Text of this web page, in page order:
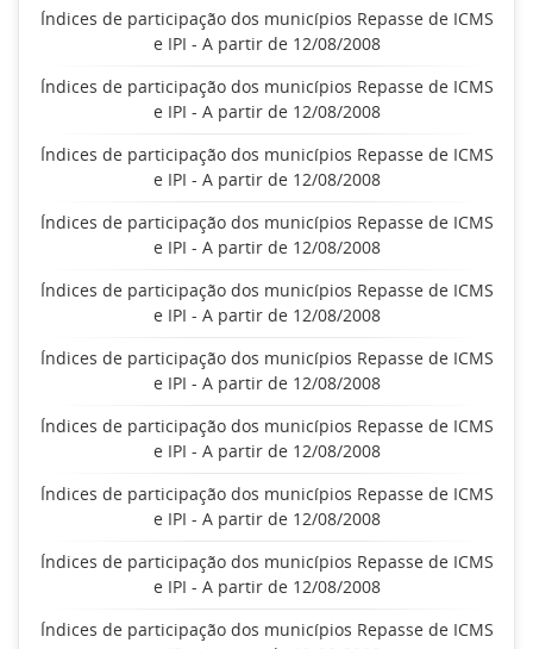
Índices de participação dos municípios Repasse de ICMS
e IPI - A partir de 12/08/2008
Índices de participação dos municípios Repasse de ICMS
e IPI - A partir de 12/08/2008
Índices de participação dos municípios Repasse de ICMS
e IPI - A partir de 12/08/2008
Índices de participação dos municípios Repasse de ICMS
e IPI - A partir de 12/08/2008
Índices de participação dos municípios Repasse de ICMS
e IPI - A partir de 12/08/2008
Índices de participação dos municípios Repasse de ICMS
e IPI - A partir de 12/08/2008
Índices de participação dos municípios Repasse de ICMS
e IPI - A partir de 12/08/2008
Índices de participação dos municípios Repasse de ICMS
e IPI - A partir de 12/08/2008
Índices de participação dos municípios Repasse de ICMS
e IPI - A partir de 12/08/2008
Índices de participação dos municípios Repasse de ICMS